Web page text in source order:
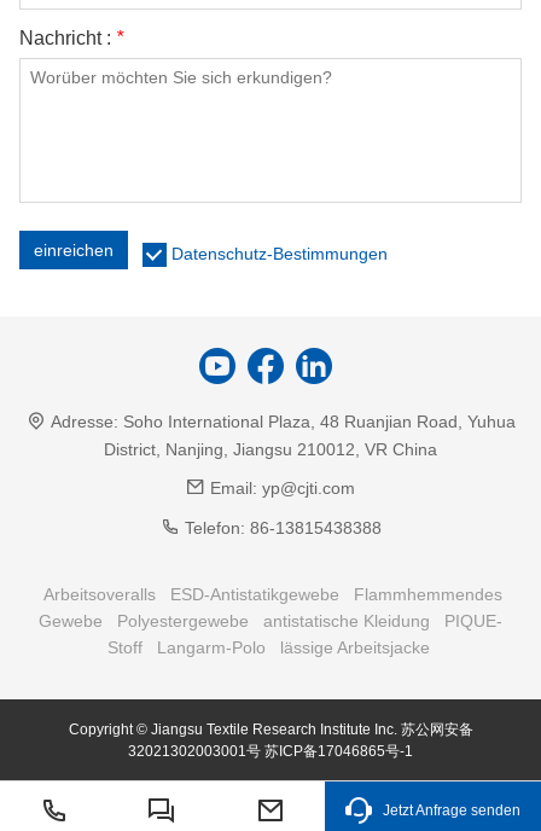
Nachricht : *
einreichen Datenschutz-Bestimmungen
Adresse: Soho International Plaza, 48 Ruanjian Road, Yuhua
District, Nanjing, Jiangsu 210012, VR China
Email: yp@cjti.com
Telefon: 86-13815438388
Arbeitsoveralls ESD-Antistatikgewebe
Flammhemmendes
Gewebe
Polyestergewebe antistatische Kleidung
PIQUE-
Stoff
Langarm-Polo lässige Arbeitsjacke
Copyright © Jiangsu Textile Research Institute Inc. 苏公网安备
32021302003001号 苏ICP备17046865号-1
Jetzt Anfrage senden